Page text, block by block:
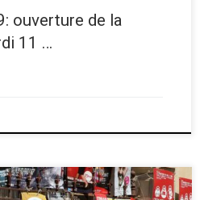
ouverture de la
11 …